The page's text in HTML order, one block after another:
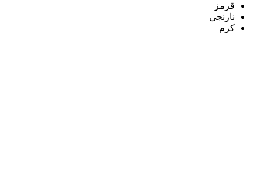
قرمز
نارنجی
کرم